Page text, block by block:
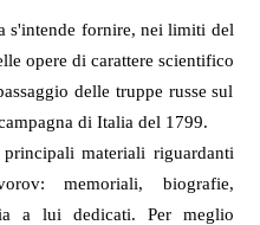
s'intende fornire, nei limiti del
opere di carattere scientifico
delle truppe russe sul
di Italia del 1799.
materiali riguardanti
memoriali, biografie,
a lui dedicati. Per meglio